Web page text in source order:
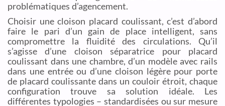
problématiques d’agencement.
Choisir une cloison placard coulissant, c’est d’abord
faire le pari d’un gain de place intelligent, sans
compromettre la fluidité des circulations. Qu’il
s’agisse d’une cloison séparatrice pour placard
coulissant dans une chambre, d’un modèle avec rails
dans une entrée ou d’une cloison légère pour porte
de placard coulissante dans un couloir étroit, chaque
configuration trouve sa solution idéale. Les
différentes typologies – standardisées ou sur mesure